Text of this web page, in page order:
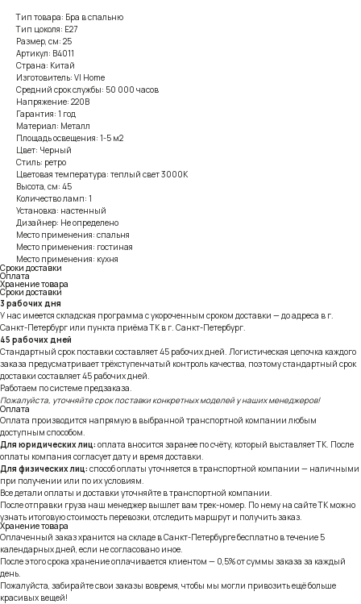
Тип товара: Бра в спальню
Тип цоколя: E27
Размер, см: 25
Артикул: B4011
Страна: Китай
Изготовитель: VI Home
Средний срок службы: 50 000 часов
Напряжение: 220В
Гарантия: 1 год
Материал: Металл
Площадь освещения: 1-5 м2
Цвет: Черный
Стиль: ретро
Цветовая температура: теплый свет 3000К
Высота, см: 45
Количество ламп: 1
Установка: настенный
Дизайнер: Не определено
Место применения: спальня
Место применения: гостиная
Место применения: кухня
Сроки доставки
Оплата
Хранение товара
Сроки доставки
3 рабочих дня
У нас имеется складская программа с укороченным сроком доставки — до адреса в г.
Санкт-Петербург или пункта приёма ТК в г. Санкт-Петербург.
45 рабочих дней
Стандартный срок поставки составляет 45 рабочих дней. Логистическая цепочка каждого
заказа предусматривает трёхступенчатый контроль качества, поэтому стандартный срок
доставки составляет 45 рабочих дней.
Работаем по системе предзаказа.
Пожалуйста, уточняйте срок поставки конкретных моделей у наших менеджеров!
Оплата
Оплата производится напрямую в выбранной транспортной компании любым
доступным способом.
Для юридических лиц: оплата вносится заранее по счёту, который выставляет ТК. После
оплаты компания согласует дату и время доставки.
Для физических лиц: способ оплаты уточняется в транспортной компании — наличными
при получении или по их условиям.
Все детали оплаты и доставки уточняйте в транспортной компании.
После отправки груза наш менеджер вышлет вам трек-номер. По нему на сайте ТК можно
узнать итоговую стоимость перевозки, отследить маршрут и получить заказ.
Хранение товара
Оплаченный заказ хранится на складе в Санкт-Петербурге бесплатно в течение 5
календарных дней, если не согласовано иное.
После этого срока хранение оплачивается клиентом — 0,5% от суммы заказа за каждый
день.
Пожалуйста, забирайте свои заказы вовремя, чтобы мы могли привозить ещё больше
красивых вещей!